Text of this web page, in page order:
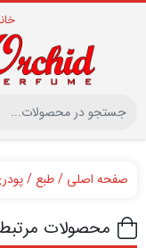
صفحه اصلی طبع
محصولات